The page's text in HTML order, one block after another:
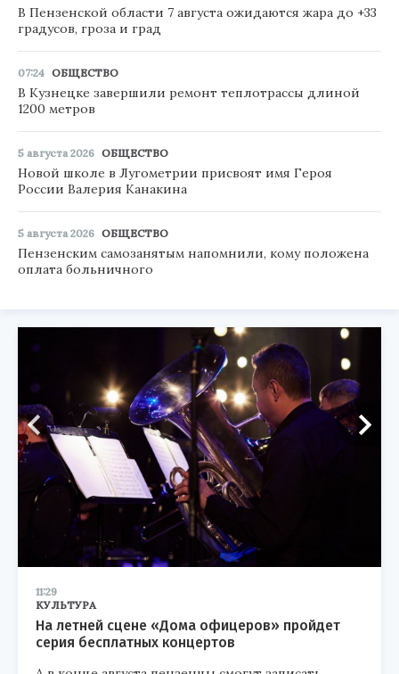
В Пензенской области 7 августа ожидаются жара до +33
градусов, гроза и град
07:24 ОБЩЕСТВО
В Кузнецке завершили ремонт теплотрассы длиной
1200 метров
5 августа 2026 ОБЩЕСТВО
Новой школе в Лугометрии присвоят имя Героя
России Валерия Канакина
5 августа 2026 ОБЩЕСТВО
Пензенским самозанятым напомнили, кому положена
оплата больничного
11:29
КУЛЬТУРА
На летней сцене «Дома офицеров» пройдет
серия бесплатных концертов